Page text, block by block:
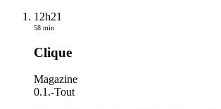
12h21
58 min
Clique
Magazine
0.1.-Tout